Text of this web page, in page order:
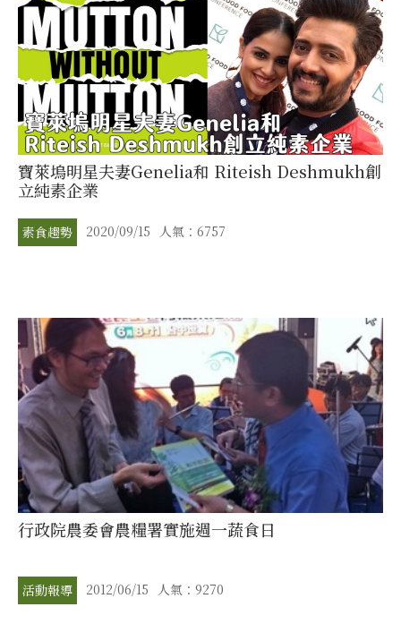
寶萊塢明星夫妻Genelia和 Riteish Deshmukh創
立純素企業
素食趨勢 2020/09/15 人氣：6757
行政院農委會農糧署實施週一蔬食日
活動報導 2012/06/15 人氣：9270